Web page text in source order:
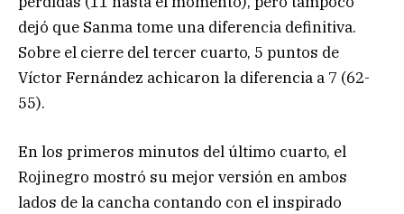
dejó que Sanma tome una diferencia definitiva.
Sobre el cierre del tercer cuarto, 5 puntos de
Víctor Fernández achicaron la diferencia a 7 (62-
55).
En los primeros minutos del último cuarto, el
Rojinegro mostró su mejor versión en ambos
lados de la cancha contando con el inspirado